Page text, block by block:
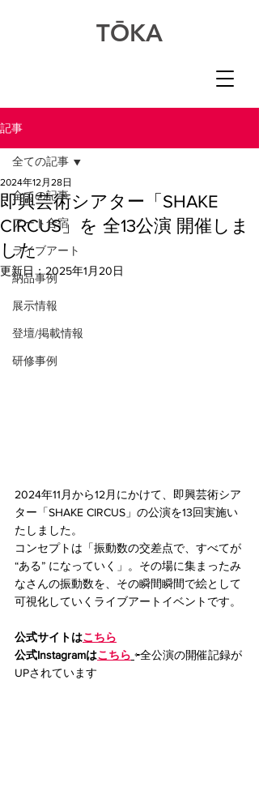
​TŌKA
記事
全ての記事
アート合宿
ライブアート
納品事例
展示情報
登壇/掲載情報
研修事例
全ての記事
即興芸術シアター「SHAKE
CIRCUS」を 全13公演 開催しま
した
2024年12月28日
更新日：2025年1月20日
2024年11月から12月にかけて、即興芸術シア
ター「SHAKE CIRCUS」の公演を13回実施い
たしました。
コンセプトは「振動数の交差点で、すべてが
“ある” になっていく」。その場に集まったみ
なさんの振動数を、その瞬間瞬間で絵として
可視化していくライブアートイベントです。
公式サイトはこちら
公式Instagramはこちら ⇦全公演の開催記録が
UPされています